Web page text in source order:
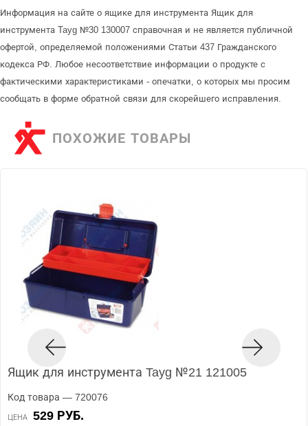
Информация на сайте о ящике для инструмента Ящик для
инструмента Tayg №30 130007 справочная и не является публичной
офертой, определяемой положениями Статьи 437 Гражданского
кодекса РФ. Любое несоответствие информации о продукте с
фактическими характеристиками - опечатки, о которых мы просим
сообщать в форме обратной связи для скорейшего исправления.
ПОХОЖИЕ ТОВАРЫ
Ящик для инструмента Tayg №21 121005
Код товара — 720076
ЦЕНА 529 РУБ.